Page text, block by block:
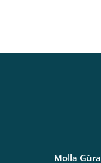
Molla